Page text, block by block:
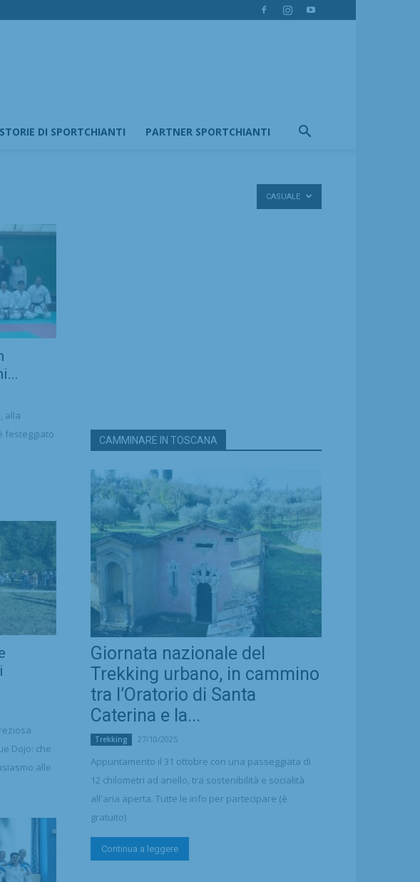
STORIE DI SPORTCHIANTI PARTNER SPORTCHIANTI
CASUALE
alla
festeggiato
Dojo: che
alle
CAMMINARE IN TOSCANA
Giornata nazionale del
Trekking urbano, in cammino
tra l’Oratorio di Santa
Caterina e la...
Trekking 27/10/2025
Appuntamento il 31 ottobre con una passeggiata di
12 chilometri ad anello, tra sostenibilità e socialità
all'aria aperta. Tutte le info per partecipare (è
gratuito)
Continua a leggere